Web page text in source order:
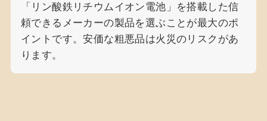
「リン酸鉄リチウムイオン電池」を搭載した信
頼できるメーカーの製品を選ぶことが最大のポ
イントです。安価な粗悪品は火災のリスクがあ
ります。